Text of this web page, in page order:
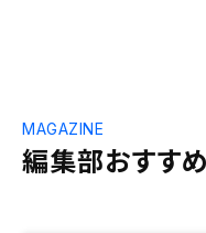
編集部おすす
MAGAZINE